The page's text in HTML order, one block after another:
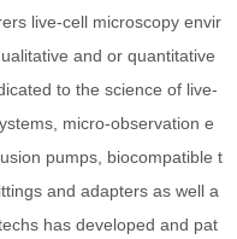
live-cell microscopy envir
and or quantitative
to the science of live-
micro-observation e
pumps, biocompatible t
and adapters as well a
has developed and pat